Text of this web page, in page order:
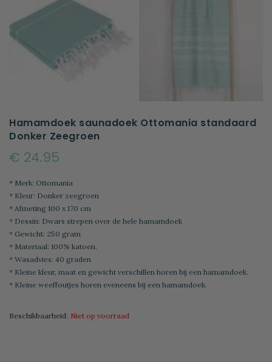
Hamamdoek saunadoek Ottomania standaard
Donker Zeegroen
€ 24.95
* Merk: Ottomania
* Kleur: Donker zeegroen
* Afmeting 100 x 170 cm
* Dessin: Dwars strepen over de hele hamamdoek
* Gewicht: 250 gram
* Materiaal: 100% katoen.
* Wasadvies: 40 graden
* Kleine kleur, maat en gewicht verschillen horen bij een hamamdoek.
* Kleine weeffoutjes horen eveneens bij een hamamdoek.
Beschikbaarheid: Niet op voorraad